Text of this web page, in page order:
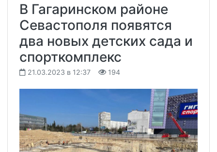
В Гагаринском районе
Севастополя появятся
два новых детских сада и
спорткомплекс
21.03.2023 в 12:37 194